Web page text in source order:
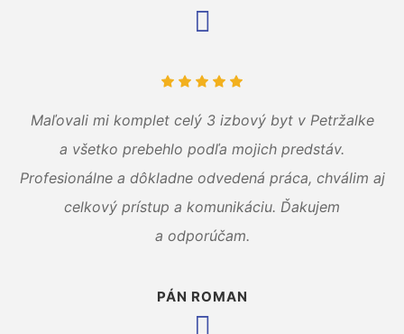
Maľovali mi komplet celý 3 izbový byt v Petržalke
a všetko prebehlo podľa mojich predstáv.
Profesionálne a dôkladne odvedená práca, chválim aj
celkový prístup a komunikáciu. Ďakujem
a odporúčam.
PÁN ROMAN